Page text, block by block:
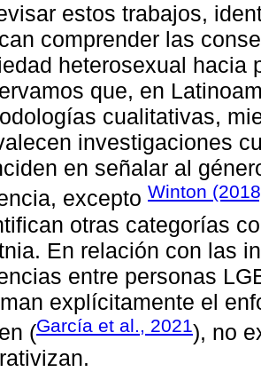
estos trabajos,
comprender las
heterosexual hacia
que, en
cualitativas,
investigaciones
en señalar al
excepto Winton
otras categorías
En relación con las
entre personas
explícitamente el
(García et al., 2021), no